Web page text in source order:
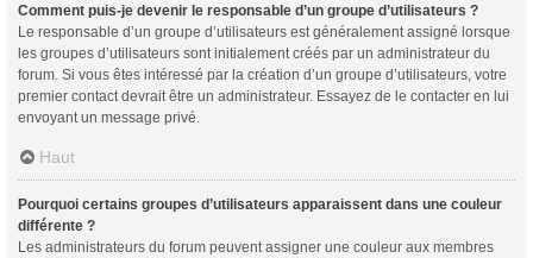
Comment puis-je devenir le responsable d’un groupe d’utilisateurs ?
Le responsable d’un groupe d’utilisateurs est généralement assigné lorsque
les groupes d’utilisateurs sont initialement créés par un administrateur du
forum. Si vous êtes intéressé par la création d’un groupe d’utilisateurs, votre
premier contact devrait être un administrateur. Essayez de le contacter en lui
envoyant un message privé.
Haut
Pourquoi certains groupes d’utilisateurs apparaissent dans une couleur
différente ?
Les administrateurs du forum peuvent assigner une couleur aux membres